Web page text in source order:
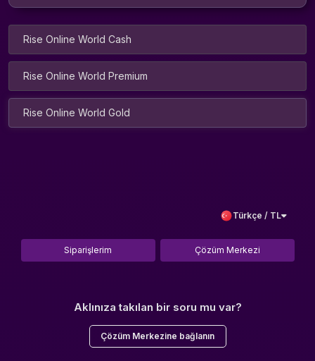
Rise Online World Cash
Rise Online World Premium
Rise Online World Gold
Türkçe / TL
Siparişlerim Çözüm Merkezi
Aklınıza takılan bir soru mu var?
Çözüm Merkezine bağlanın